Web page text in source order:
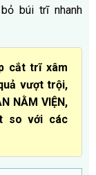
búi trĩ nhanh
cắt trĩ xâm
vượt trội,
NẰM VIỆN,
so với các